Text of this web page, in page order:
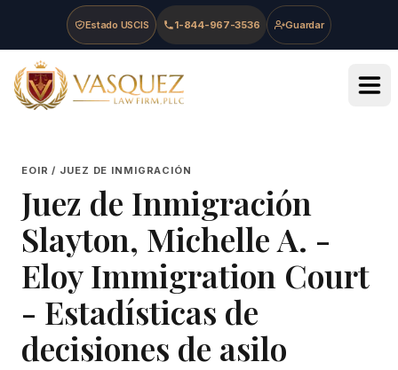
Skip to main content
Skip to navigation
Skip to footer
Estado USCIS 1-844-967-3536 Guardar
Vasquez Law Firm - Home
EOIR / JUEZ DE INMIGRACIÓN
Juez de Inmigración
Slayton, Michelle A. -
Eloy Immigration Court
- Estadísticas de
decisiones de asilo